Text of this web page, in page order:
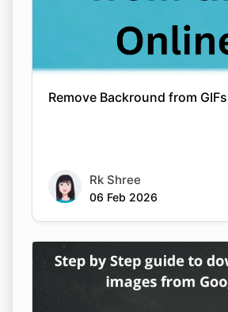
Remove Backround from GIFs
Rk Shree
06 Feb 2026